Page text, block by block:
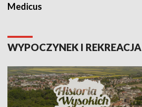
Medicus
WYPOCZYNEK I REKREACJA